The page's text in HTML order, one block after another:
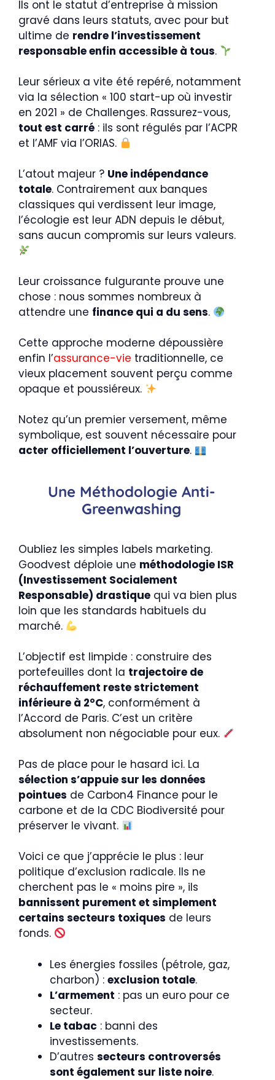
Ils ont le statut d’entreprise à mission
gravé dans leurs statuts, avec pour but
ultime de rendre l’investissement
responsable enfin accessible à tous.
Leur sérieux a vite été repéré, notamment
via la sélection « 100 start-up où investir
en 2021 » de Challenges. Rassurez-vous,
tout est carré : ils sont régulés par l’ACPR
et l’AMF via l’ORIAS.
L’atout majeur ? Une indépendance
totale. Contrairement aux banques
classiques qui verdissent leur image,
l’écologie est leur ADN depuis le début,
sans aucun compromis sur leurs valeurs.
Leur croissance fulgurante prouve une
chose : nous sommes nombreux à
attendre une finance qui a du sens.
Cette approche moderne dépoussière
enfin l’assurance-vie traditionnelle, ce
vieux placement souvent perçu comme
opaque et poussiéreux.
Notez qu’un premier versement, même
symbolique, est souvent nécessaire pour
acter officiellement l’ouverture.
Une Méthodologie Anti-
Greenwashing
Oubliez les simples labels marketing.
Goodvest déploie une méthodologie ISR
(Investissement Socialement
Responsable) drastique qui va bien plus
loin que les standards habituels du
marché.
L’objectif est limpide : construire des
portefeuilles dont la trajectoire de
réchauffement reste strictement
inférieure à 2°C, conformément à
l’Accord de Paris. C’est un critère
absolument non négociable pour eux.
Pas de place pour le hasard ici. La
sélection s’appuie sur les données
pointues de Carbon4 Finance pour le
carbone et de la CDC Biodiversité pour
préserver le vivant.
Voici ce que j’apprécie le plus : leur
politique d’exclusion radicale. Ils ne
cherchent pas le « moins pire », ils
bannissent purement et simplement
certains secteurs toxiques de leurs
fonds.
Les énergies fossiles (pétrole, gaz,
charbon) : exclusion totale.
L’armement : pas un euro pour ce
secteur.
Le tabac : banni des
investissements.
D’autres secteurs controversés
sont également sur liste noire.